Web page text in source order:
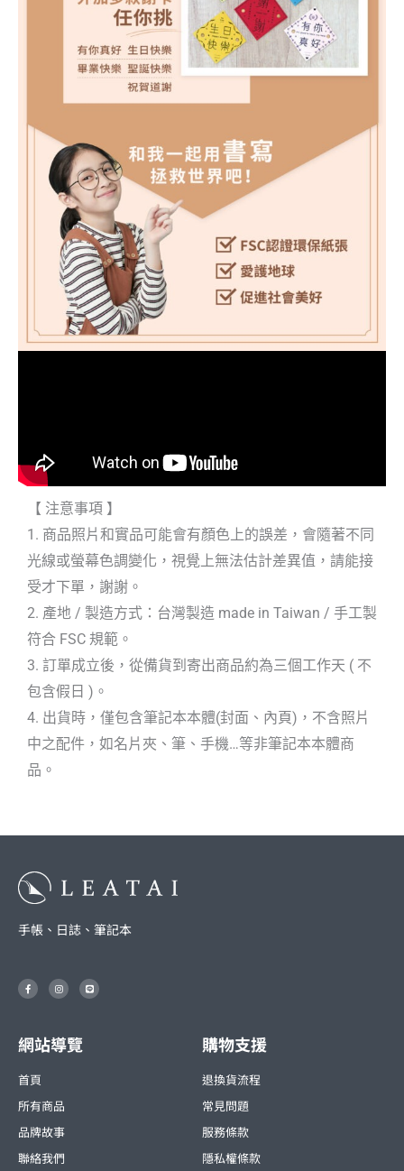
【 注意事項 】
1. 商品照片和實品可能會有顏色上的誤差，會隨著不同
光線或螢幕色調變化，視覺上無法估計差異值，請能接
受才下單，謝謝。
2. 產地 / 製造方式：台灣製造 made in Taiwan / 手工製
符合 FSC 規範。
3. 訂單成立後，從備貨到寄出商品約為三個工作天 ( 不
包含假日 )。
4. 出貨時，僅包含筆記本本體(封面、內頁)，不含照片
中之配件，如名片夾、筆、手機…等非筆記本本體商
品。
手帳、日誌、筆記本
F
a
c
k
-
I
n
s
r
a
m
L
i
n
網站導覽
首頁
所有商品
品牌故事
聯絡我們
購物支援
退換貨流程
常見問題
服務條款
隱私權條款